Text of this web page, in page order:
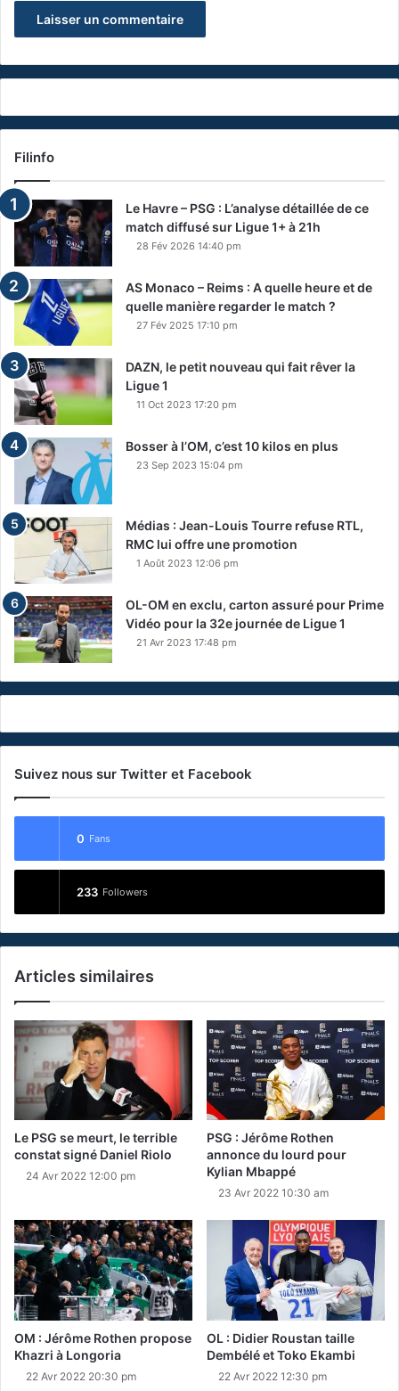
Filinfo
Le Havre – PSG : L’analyse détaillée de ce
match diffusé sur Ligue 1+ à 21h
28 Fév 2026 14:40 pm
AS Monaco – Reims : A quelle heure et de
quelle manière regarder le match ?
27 Fév 2025 17:10 pm
DAZN, le petit nouveau qui fait rêver la
Ligue 1
11 Oct 2023 17:20 pm
Bosser à l’OM, c’est 10 kilos en plus
23 Sep 2023 15:04 pm
Médias : Jean-Louis Tourre refuse RTL,
RMC lui offre une promotion
1 Août 2023 12:06 pm
OL-OM en exclu, carton assuré pour Prime
Vidéo pour la 32e journée de Ligue 1
21 Avr 2023 17:48 pm
Suivez nous sur Twitter et Facebook
0 Fans
233 Followers
Articles similaires
Le PSG se meurt, le terrible
constat signé Daniel Riolo
24 Avr 2022 12:00 pm
PSG : Jérôme Rothen
annonce du lourd pour
Kylian Mbappé
23 Avr 2022 10:30 am
OM : Jérôme Rothen propose
Khazri à Longoria
22 Avr 2022 20:30 pm
OL : Didier Roustan taille
Dembélé et Toko Ekambi
22 Avr 2022 12:30 pm